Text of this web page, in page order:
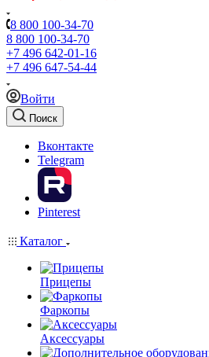
8 800 100-34-70
8 800 100-34-70
+7 496 642-01-16
+7 496 647-54-44
Войти
Поиск
Вконтакте
Telegram
Pinterest
Каталог
Прицепы
Фаркопы
Аксессуары